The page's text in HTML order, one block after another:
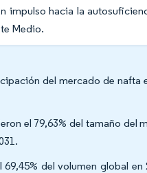
impulso hacia la
Medio.
del mercado de nafta
el 79,63% del tamaño del
del volumen global en